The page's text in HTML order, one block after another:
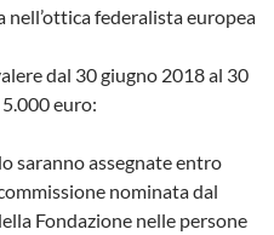
nell’ottica federalista europea
dal 30 giugno 2018 al 30
euro:
saranno assegnate entro
nominata dal
Fondazione nelle persone